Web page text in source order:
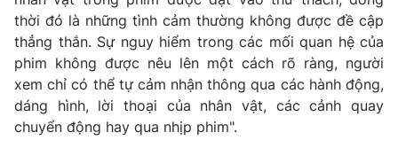
VTV9 VTV8
Liên hệ tòa soạn English
thời đó là những tình cảm thường không được đề cập
thẳng thắn. Sự nguy hiểm trong các mối quan hệ của
phim không được nêu lên một cách rõ ràng, người
xem chỉ có thể tự cảm nhận thông qua các hành động,
dáng hình, lời thoại của nhân vật, các cảnh quay
chuyển động hay qua nhịp phim".